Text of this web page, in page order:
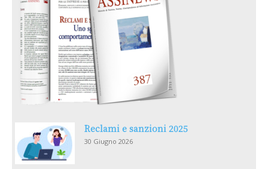
Reclami e sanzioni 2025
30 Giugno 2026